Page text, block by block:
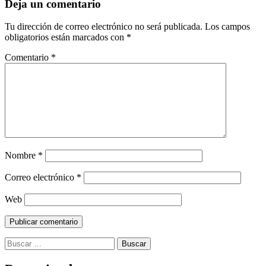
Deja un comentario
Tu dirección de correo electrónico no será publicada. Los campos
obligatorios están marcados con *
Comentario *
Nombre *
Correo electrónico *
Web
Buscar: